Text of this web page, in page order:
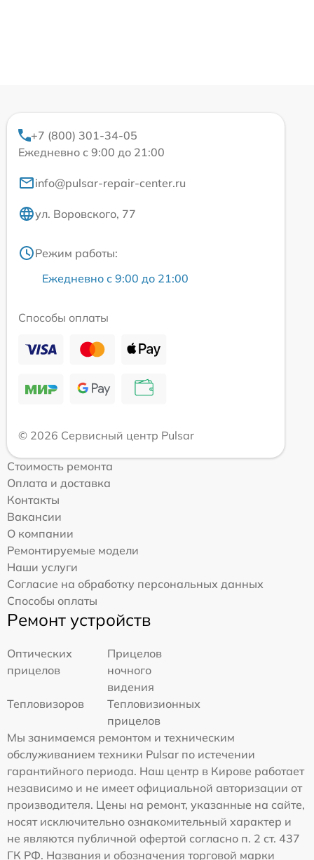
+7 (800) 301-34-05
Ежедневно с 9:00 до 21:00
info@pulsar-repair-center.ru
ул. Воровского, 77
Режим работы:
Ежедневно с 9:00 до 21:00
Способы оплаты
© 2026 Сервисный центр Pulsar
Стоимость ремонта
Оплата и доставка
Контакты
Вакансии
О компании
Ремонтируемые модели
Наши услуги
Согласие на обработку персональных данных
Способы оплаты
Ремонт устройств
Оптических
прицелов
Прицелов
ночного
видения
Тепловизоров
Тепловизионных
прицелов
Мы занимаемся ремонтом и техническим
обслуживанием техники Pulsar по истечении
гарантийного периода. Наш центр в Кирове работает
независимо и не имеет официальной авторизации от
производителя. Цены на ремонт, указанные на сайте,
носят исключительно ознакомительный характер и
не являются публичной офертой согласно п. 2 ст. 437
ГК РФ. Названия и обозначения торговой марки